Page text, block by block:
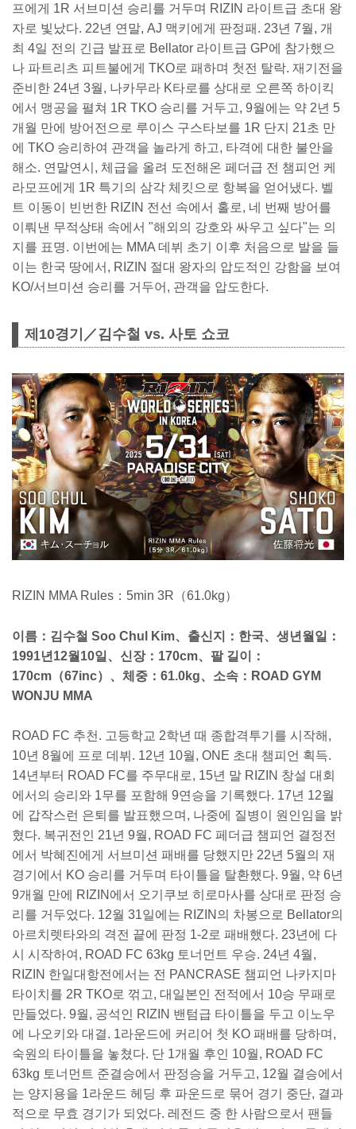
프에게 1R 서브미션 승리를 거두며 RIZIN 라이트급 초대 왕
자로 빛났다. 22년 연말, AJ 맥키에게 판정패. 23년 7월, 개
최 4일 전의 긴급 발표로 Bellator 라이트급 GP에 참가했으
나 파트리츠 피트불에게 TKO로 패하며 첫전 탈락. 재기전을
준비한 24년 3월, 나카무라 K타로를 상대로 오른쪽 하이킥
에서 맹공을 펼쳐 1R TKO 승리를 거두고, 9월에는 약 2년 5
개월 만에 방어전으로 루이스 구스타보를 1R 단지 21초 만
에 TKO 승리하여 관객을 놀라게 하고, 타격에 대한 불안을
해소. 연말연시, 체급을 올려 도전해온 페더급 전 챔피언 케
라모프에게 1R 특기의 삼각 체킷으로 항복을 얻어냈다. 벨
트 이동이 빈번한 RIZIN 전선 속에서 홀로, 네 번째 방어를
이뤄낸 무적상태 속에서 "해외의 강호와 싸우고 싶다"는 의
지를 표명. 이번에는 MMA 데뷔 초기 이후 처음으로 발을 들
이는 한국 땅에서, RIZIN 절대 왕자의 압도적인 강함을 보여
KO/서브미션 승리를 거두어, 관객을 압도한다.
제10경기／김수철 vs. 사토 쇼코
RIZIN MMA Rules：5min 3R（61.0kg）
이름：김수철 Soo Chul Kim、출신지：한국、생년월일：
1991년12월10일、신장：170cm、팔 길이：
170cm（67inc）、체중：61.0kg、소속：ROAD GYM
WONJU MMA
ROAD FC 추천. 고등학교 2학년 때 종합격투기를 시작해,
10년 8월에 프로 데뷔. 12년 10월, ONE 초대 챔피언 획득.
14년부터 ROAD FC를 주무대로, 15년 말 RIZIN 창설 대회
에서의 승리와 1무를 포함해 9연승을 기록했다. 17년 12월
에 갑작스런 은퇴를 발표했으며, 나중에 질병이 원인임을 밝
혔다. 복귀전인 21년 9월, ROAD FC 페더급 챔피언 결정전
에서 박혜진에게 서브미션 패배를 당했지만 22년 5월의 재
경기에서 KO 승리를 거두며 타이틀을 탈환했다. 9월, 약 6년
9개월 만에 RIZIN에서 오기쿠보 히로마사를 상대로 판정 승
리를 거두었다. 12월 31일에는 RIZIN의 차봉으로 Bellator의
아르치렛타와의 격전 끝에 판정 1-2로 패배했다. 23년에 다
시 시작하여, ROAD FC 63kg 토너먼트 우승. 24년 4월,
RIZIN 한일대항전에서는 전 PANCRASE 챔피언 나카지마
타이치를 2R TKO로 꺾고, 대일본인 전적에서 10승 무패로
만들었다. 9월, 공석인 RIZIN 밴텀급 타이틀을 두고 이노우
에 나오키와 대결. 1라운드에 커리어 첫 KO 패배를 당하며,
숙원의 타이틀을 놓쳤다. 단 1개월 후인 10월, ROAD FC
63kg 토너먼트 준결승에서 판정승을 거두고, 12월 결승에서
는 양지용을 1라운드 헤딩 후 파운드로 묶어 경기 중단, 결과
적으로 무효 경기가 되었다. 레전드 중 한 사람으로서 팬들